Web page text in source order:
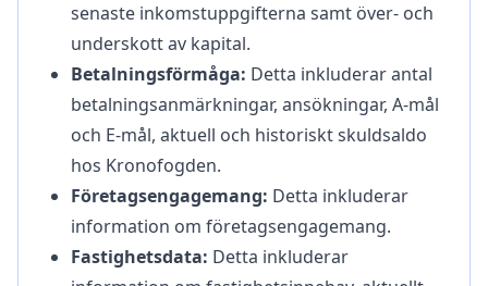
senaste inkomstuppgifterna samt över- och
underskott av kapital.
Betalningsförmåga: Detta inkluderar antal
betalningsanmärkningar, ansökningar, A-mål
och E-mål, aktuell och historiskt skuldsaldo
hos Kronofogden.
Företagsengagemang: Detta inkluderar
information om företagsengagemang.
Fastighetsdata: Detta inkluderar